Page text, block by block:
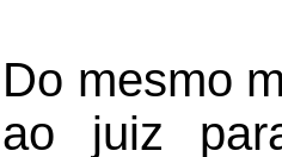
Do mesmo
ao juiz